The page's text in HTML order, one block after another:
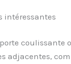
intéressantes
coulissante
adjacentes,